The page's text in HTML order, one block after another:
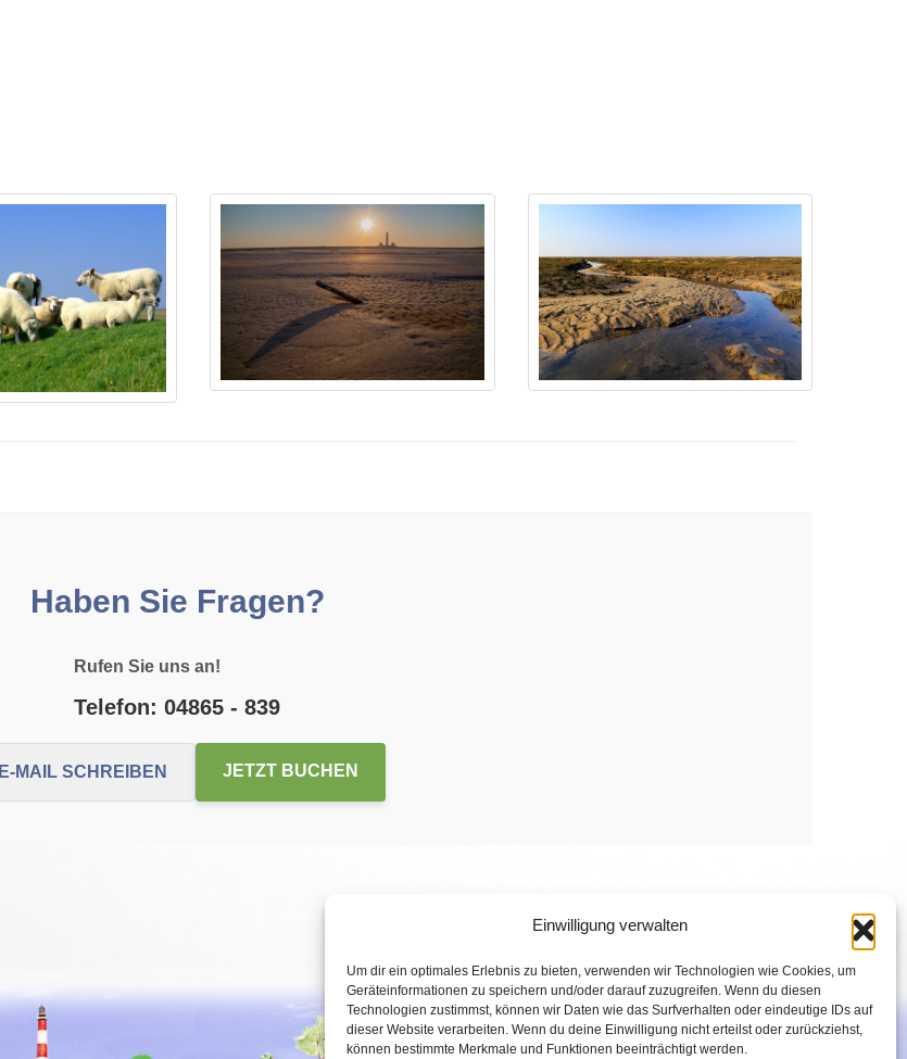
Einwilligung verwalten
Um dir ein optimales Erlebnis zu bieten, verwenden wir Technologien wie Cookies, um
Geräteinformationen zu speichern und/oder darauf zuzugreifen. Wenn du diesen
Technologien zustimmst, können wir Daten wie das Surfverhalten oder eindeutige IDs auf
dieser Website verarbeiten. Wenn du deine Einwilligung nicht erteilst oder zurückziehst,
können bestimmte Merkmale und Funktionen beeinträchtigt werden.
Haben Sie Fragen?
Rufen Sie uns an!
Telefon: 04865 - 839
E-MAIL SCHREIBEN JETZT BUCHEN